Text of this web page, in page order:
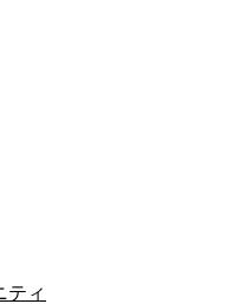
ーム
ム「volundeer」
ー
管理規定
規定
イドライン
ティ